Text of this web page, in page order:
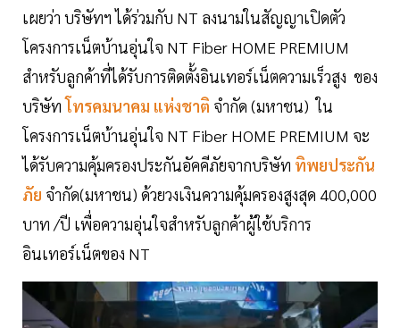
เผยว่า บริษัทฯ ได้ร่วมกับ NT ลงนามในสัญญาเปิดตัว
โครงการเน็ตบ้านอุ่นใจ NT Fiber HOME PREMIUM
สำหรับลูกค้าที่ได้รับการติดตั้งอินเทอร์เน็ตความเร็วสูง ของ
บริษัทโทรคมนาคม แห่งชาติ จำกัด (มหาชน) ใน
โครงการเน็ตบ้านอุ่นใจ NT Fiber HOME PREMIUM จะ
ได้รับความคุ้มครองประกันอัคคีภัยจากบริษัท ทิพยประกัน
ภัย จำกัด(มหาชน) ด้วยวงเงินความคุ้มครองสูงสุด 400,000
บาท /ปี เพื่อความอุ่นใจสำหรับลูกค้าผู้ใช้บริการ
อินเทอร์เน็ตของ NT